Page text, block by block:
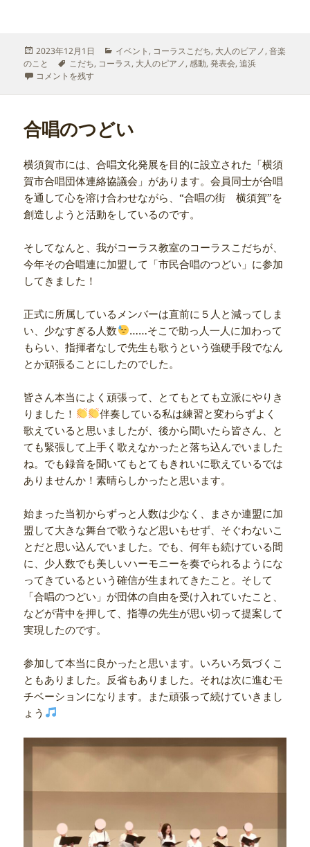
投
稿
日:
2023年12月1日
カ
テ
イベント , コーラスこだち, 大人のピアノ,音楽
のこと
タ
グ
こだち, コーラス, 大人のピアノ,感動,発表会,追浜
大人の会 に
コメントを残す
合唱のつどい
横須賀市には、合唱文化発展を目的に設立された「横須
賀市合唱団体連絡協議会」があります。会員同士が合唱
を通して心を溶け合わせながら、“合唱の街 横須賀”を
創造しようと活動をしているのです。
そしてなんと、我がコーラス教室のコーラスこだちが、
今年その合唱連に加盟して「市民合唱のつどい」に参加
してきました！
正式に所属しているメンバーは直前に５人と減ってしま
い、少なすぎる人数
……そこで助っ人一人に加わって
もらい、指揮者なしで先生も歌うという強硬手段でなん
とか頑張ることにしたのでした。
皆さん本当によく頑張って、とてもとても立派にやりき
りました！
伴奏している私は練習と変わらずよく
歌えていると思いましたが、後から聞いたら皆さん、と
ても緊張して上手く歌えなかったと落ち込んでいました
ね。でも録音を聞いてもとてもきれいに歌えているでは
ありませんか！素晴らしかったと思います。
始まった当初からずっと人数は少なく、まさか連盟に加
盟して大きな舞台で歌うなど思いもせず、そぐわないこ
とだと思い込んでいました。でも、何年も続けている間
に、少人数でも美しいハーモニーを奏でられるようにな
ってきているという確信が生まれてきたこと。そして
「合唱のつどい」が団体の自由を受け入れていたこと、
などが背中を押して、指導の先生が思い切って提案して
実現したのです。
参加して本当に良かったと思います。いろいろ気づくこ
ともありました。反省もありました。それは次に進むモ
チベーションになります。また頑張って続けていきまし
ょう